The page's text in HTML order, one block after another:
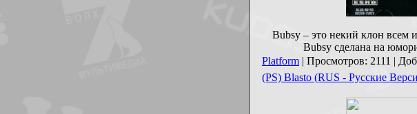
Bubsy – это некий клон всем
Bubsy сделана на
Platform | Просмотров: 2111 |
(PS) Blasto (RUS - Русские